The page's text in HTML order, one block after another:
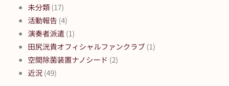
未分類(17)
活動報告(4)
演奏者派遣(1)
田尻洸貴オフィシャルファンクラブ(1)
空間除菌装置ナノシード (2)
近況(49)